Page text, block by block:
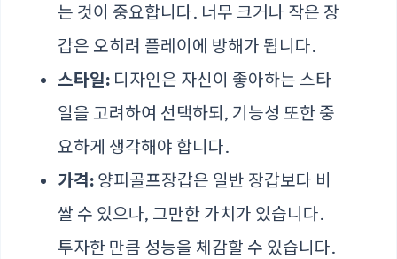
는 것이 중요합니다. 너무 크거나 작은 장
갑은 오히려 플레이에 방해가 됩니다.
스타일: 디자인은 자신이 좋아하는 스타
일을 고려하여 선택하되, 기능성 또한 중
요하게 생각해야 합니다.
가격: 양피골프장갑은 일반 장갑보다 비
쌀 수 있으나, 그만한 가치가 있습니다.
투자한 만큼 성능을 체감할 수 있습니다.